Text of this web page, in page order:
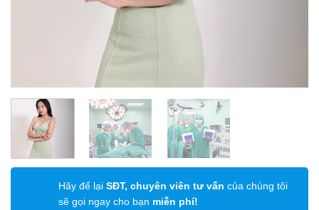
Hãy để lại SĐT, chuyên viên tư vấn của chúng tôi
sẽ gọi ngay cho bạn miễn phí!